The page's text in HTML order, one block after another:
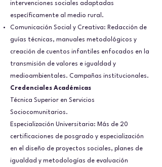
intervenciones sociales adaptadas
específicamente al medio rural.
Comunicación Social y Creativa: Redacción de
guías técnicas, manuales metodológicos y
creación de cuentos infantiles enfocados en la
transmisión de valores e igualdad y
medioambientales. Campañas institucionales.
Credenciales Académicas
Técnica Superior en Servicios
Sociocomunitarios.
Especialización Universitaria: Más de 20
certificaciones de posgrado y especialización
en el diseño de proyectos sociales, planes de
igualdad y metodologías de evaluación